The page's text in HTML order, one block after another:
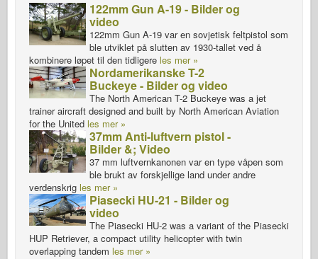
122mm Gun A-19 - Bilder og
video
122mm Gun A-19 var en sovjetisk feltpistol som
ble utviklet på slutten av 1930-tallet ved å
kombinere løpet til den tidligere les mer »
Nordamerikanske T-2
Buckeye - Bilder og video
The North American T-2 Buckeye was a jet
trainer aircraft designed and built by North American Aviation
for the United les mer »
37mm Anti-luftvern pistol -
Bilder &; Video
37 mm luftvernkanonen var en type våpen som
ble brukt av forskjellige land under andre
verdenskrig les mer »
Piasecki HU-21 - Bilder og
video
The Piasecki HU-2 was a variant of the Piasecki
HUP Retriever, a compact utility helicopter with twin
overlapping tandem les mer »